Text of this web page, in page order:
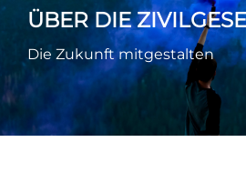
ÜBER DIE
Die Zukunft mitgestalten